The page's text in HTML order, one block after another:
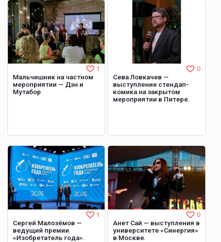
Мальчишник на частном
мероприятии — Дэн и
Мутабор
1
Сева Ловкачев —
выступление стендап-
комика на закрытом
мероприятии в Питере.
0
Сергей Малозёмов —
ведущий премии
«Изобретатель года».
1
Анет Сай — выступления в
университете «Синергия»
в Москве.
0